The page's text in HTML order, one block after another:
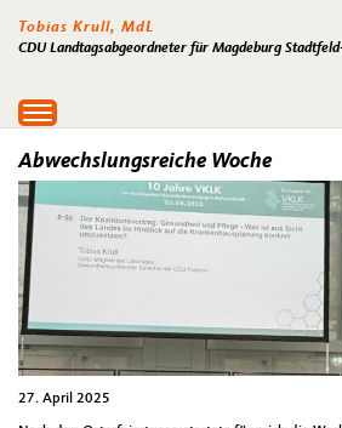
Tobias Krull, MdL
CDU Landtagsabgeordneter für Magdeburg
Toggle
navigation
Abwechslungsreiche Woche
27. April 2025